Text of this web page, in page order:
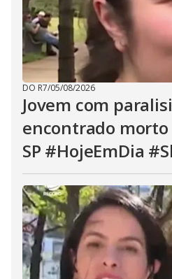
DO R7/05/08/2026
Jovem com
encontrado
SP #HojeEmDia